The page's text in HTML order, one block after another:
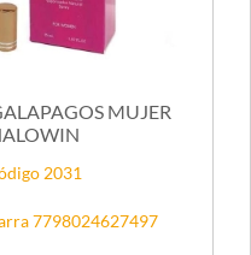
MUJER
2031
7798024627497